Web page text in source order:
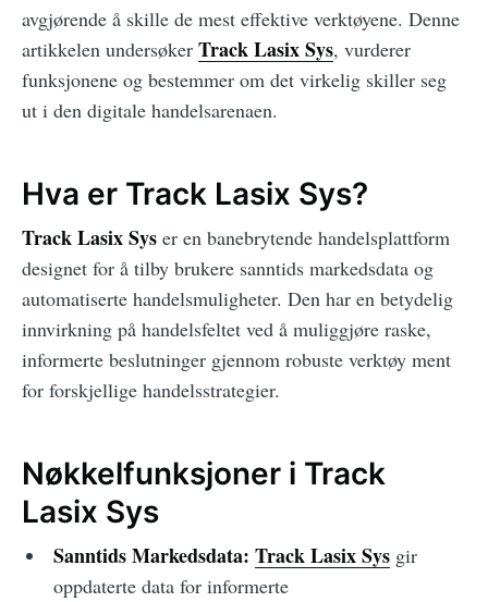
avgjørende å skille de mest effektive verktøyene. Denne
artikkelen undersøker Track Lasix Sys, vurderer
funksjonene og bestemmer om det virkelig skiller seg
ut i den digitale handelsarenaen.
Hva er Track Lasix Sys?
Track Lasix Sys er en banebrytende handelsplattform
designet for å tilby brukere sanntids markedsdata og
automatiserte handelsmuligheter. Den har en betydelig
innvirkning på handelsfeltet ved å muliggjøre raske,
informerte beslutninger gjennom robuste verktøy ment
for forskjellige handelsstrategier.
Nøkkelfunksjoner i Track
Lasix Sys
Sanntids Markedsdata: Track Lasix Sysgir
oppdaterte data for informerte